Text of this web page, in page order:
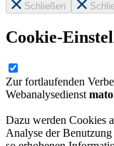
Schließen
Cookie-
Zur fortlaufenden
Webanalysedienst
Dazu werden Cookies
Analyse der